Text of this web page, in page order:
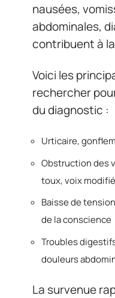
nausées,
abdominales,
contribuent à
Voici les
rechercher
du diagnostic :
Urticaire,
Obstruction des
toux, voix
Baisse de
de la conscience
Troubles
douleurs
La survenue